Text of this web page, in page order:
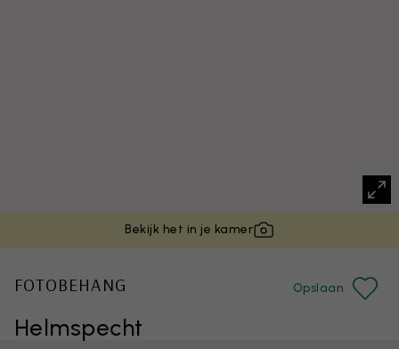
Bekijk het in je kamer
Helmspecht
FOTOBEHANG Opslaan